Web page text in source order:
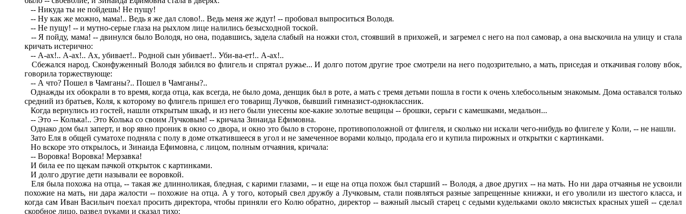
-- Никуда ты не пойдешь! Не пущу!
-- Ну как же можно, мама!.. Ведь я же дал слово!.. Ведь меня же ждут! -- пробовал выпроситься Володя.
-- Не пущу! -- и мутно-серые глаза на рыхлом лице налились безысходной тоской.
-- Я пойду, мама! -- двинулся было Володя, но она, подавшись, задела слабый на ножки стол, стоявший в прихожей, и загремел с него на пол самовар, а она выскочила на улицу и стала
кричать истерично:
-- А-ах!.. А-ах!.. Ах, убивает!.. Родной сын убивает!.. Уби-ва-ет!.. А-ах!..
Сбежался народ. Сконфуженный Володя забился во флигель и спрятал ружье... И долго потом другие трое смотрели на него подозрительно, а мать, приседая и откачивая голову вбок,
говорила торжествующе:
-- А что? Пошел в Чамганы?.. Пошел в Чамганы?..
Однажды их обокрали в то время, когда отца, как всегда, не было дома, денщик был в роте, а мать с тремя детьми пошла в гости к очень хлебосольным знакомым. Дома оставался только
средний из братьев, Коля, к которому во флигель пришел его товарищ Лучков, бывший гимназист-одноклассник.
Когда вернулись из гостей, нашли открытым шкаф, и из него были унесены кое-какие золотые вещицы -- брошки, серьги с камешками, медальон...
-- Это -- Колька!.. Это Колька со своим Лучковым! -- кричала Зинаида Ефимовна.
Однако дом был заперт, и вор явно проник в окно со двора, и окно это было в стороне, противоположной от флигеля, и сколько ни искали чего-нибудь во флигеле у Коли, -- не нашли.
Зато Еля в общей суматохе подняла с полу в доме откатившееся в угол и не замеченное ворами кольцо, продала его и купила пирожных и открытки с картинками.
Но вскоре это открылось, и Зинаида Ефимовна, с лицом, полным отчаяния, кричала:
-- Воровка! Воровка! Мерзавка!
И била ее по щекам пачкой открыток с картинками.
И долго другие дети называли ее воровкой.
Еля была похожа на отца, -- такая же длинноликая, бледная, с карими глазами, -- и еще на отца похож был старший -- Володя, а двое других -- на мать. Но ни дара отчаянья не усвоили
похожие на мать, ни дара жалости -- похожие на отца. А у того, который свел дружбу а Лучковым, стали появляться разные запрещенные книжки, и его уволили из шестого класса, и
когда сам Иван Васильич поехал просить директора, чтобы приняли его Колю обратно, директор -- важный лысый старец с седыми кудельками около мясистых красных ушей -- сделал
скорбное лицо, развел руками и сказал тихо: